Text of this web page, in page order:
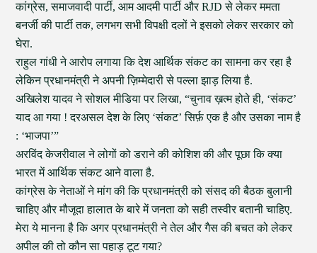
कांग्रेस, समाजवादी पार्टी, आम आदमी पार्टी और RJD से लेकर ममता
बनर्जी की पार्टी तक, लगभग सभी विपक्षी दलों ने इसको लेकर सरकार को
घेरा.
राहुल गांधी ने आरोप लगाया कि देश आर्थिक संकट का सामना कर रहा है
लेकिन प्रधानमंत्री ने अपनी ज़िम्मेदारी से पल्ला झाड़ लिया है.
अखिलेश यादव ने सोशल मीडिया पर लिखा, “चुनाव ख़त्म होते ही, ‘संकट’
याद आ गया ! दरअसल देश के लिए ‘संकट’ सिर्फ़ एक है और उसका नाम है
: ‘भाजपा’”
अरविंद केजरीवाल ने लोगों को डराने की कोशिश की और पूछा कि क्या
भारत में आर्थिक संकट आने वाला है.
कांग्रेस के नेताओं ने मांग की कि प्रधानमंत्री को संसद की बैठक बुलानी
चाहिए और मौजूदा हालात के बारे में जनता को सही तस्वीर बतानी चाहिए.
मेरा ये मानना है कि अगर प्रधानमंत्री ने तेल और गैस की बचत को लेकर
अपील की तो कौन सा पहाड़ टूट गया?